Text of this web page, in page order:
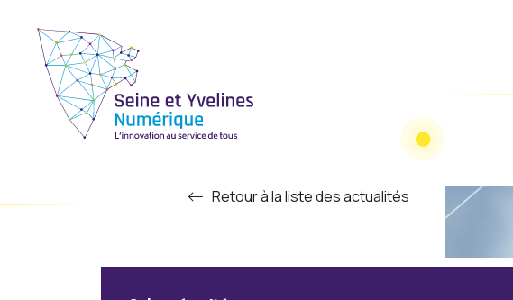
Retour à la liste des actualités